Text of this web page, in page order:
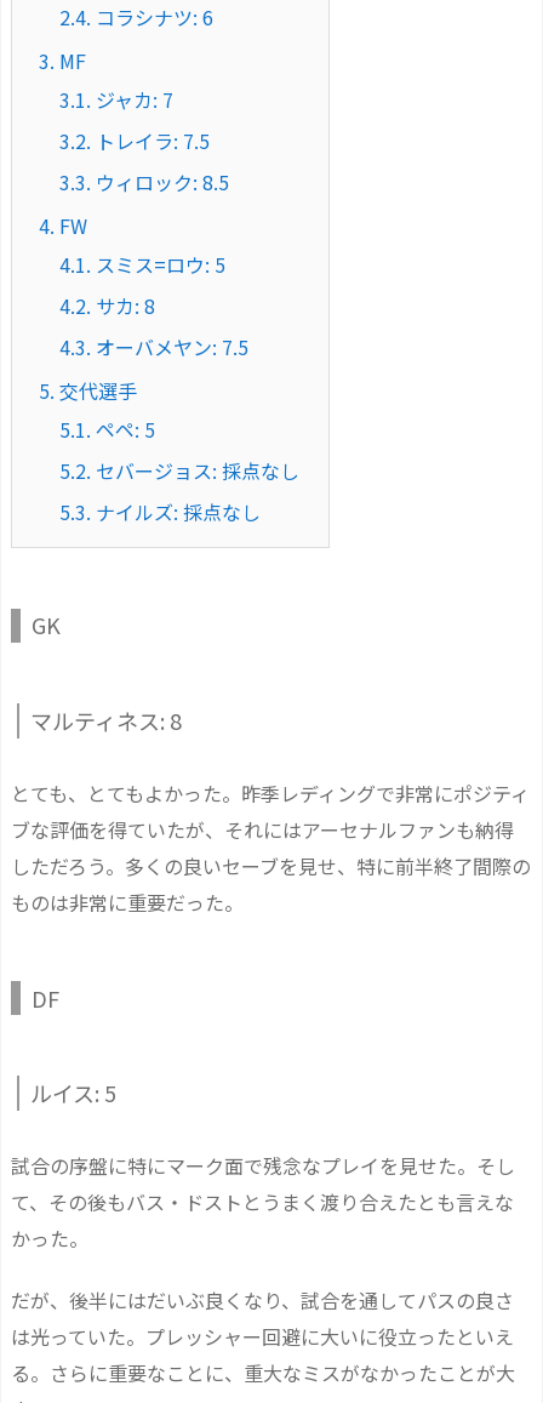
2.4. コラシナツ: 6
3. MF
3.1. ジャカ: 7
3.2. トレイラ: 7.5
3.3. ウィロック: 8.5
4. FW
4.1. スミス=ロウ: 5
4.2. サカ: 8
4.3. オーバメヤン: 7.5
5. 交代選手
5.1. ペペ: 5
5.2. セバージョス: 採点なし
5.3. ナイルズ: 採点なし
GK
マルティネス: 8
とても、とてもよかった。昨季レディングで非常にポジティ
ブな評価を得ていたが、それにはアーセナルファンも納得
しただろう。多くの良いセーブを見せ、特に前半終了間際の
ものは非常に重要だった。
DF
ルイス: 5
試合の序盤に特にマーク面で残念なプレイを見せた。そし
て、その後もバス・ドストとうまく渡り合えたとも言えな
かった。
だが、後半にはだいぶ良くなり、試合を通してパスの良さ
は光っていた。プレッシャー回避に大いに役立ったといえ
る。さらに重要なことに、重大なミスがなかったことが大